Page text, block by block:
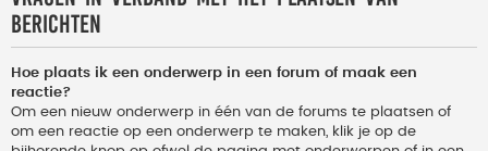
berichten
Hoe plaats ik een onderwerp in een forum of maak een
reactie?
Om een nieuw onderwerp in één van de forums te plaatsen of
om een reactie op een onderwerp te maken, klik je op de